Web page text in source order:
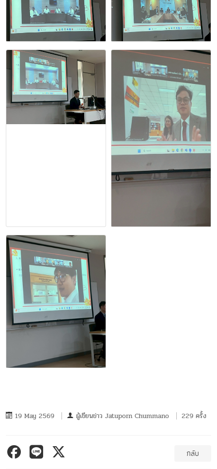
19 May 2569 ผู้เขียนข่าว Jatuporn Chummano 229 ครั้ง
กลับ